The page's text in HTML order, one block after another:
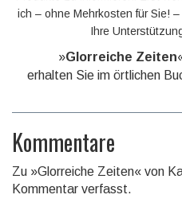
ich – ohne Mehrkosten für Sie!
Ihre
»Glorreiche Zeiten
erhalten Sie im örtlichen
Kommentare
Zu »Glorreiche Zeiten« von
Kommentar verfasst.